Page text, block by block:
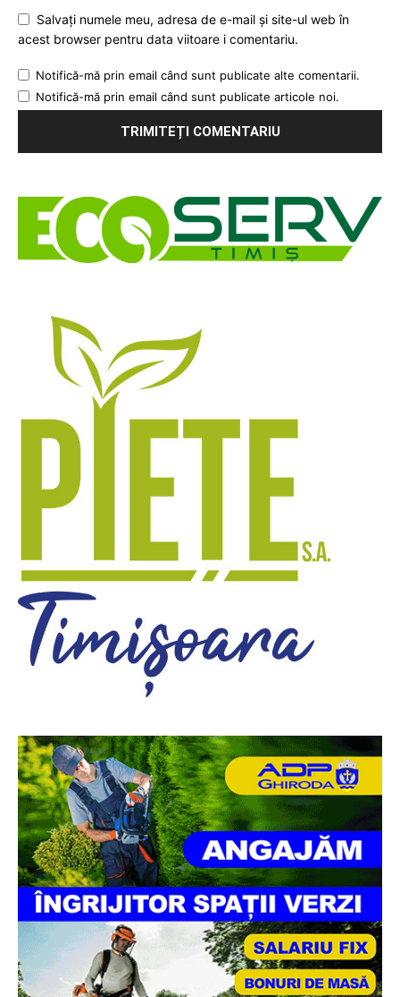
Salvați numele meu, adresa de e-mail și site-ul web în
acest browser pentru data viitoare i comentariu.
Notifică-mă prin email când sunt publicate alte comentarii.
Notifică-mă prin email când sunt publicate articole noi.